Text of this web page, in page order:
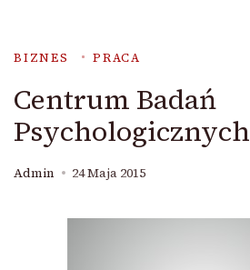
BIZNES PRACA
Centrum Badań
Psychologicznych
Admin 24 Maja 2015